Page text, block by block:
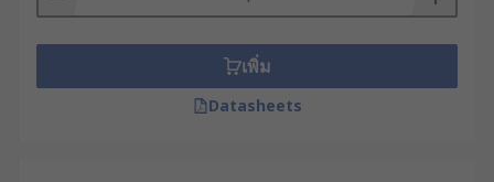
ศูนย์คาร์แคร์และยานยนต์ :ใช้ทำความสะอาด
ภายในห้องโดยสารรถยนต์และเบาะผ้า
อาคารพาณิชย์และสำนักงาน :ใช้ทำความสะอาด
เพิ่ม
Datasheets